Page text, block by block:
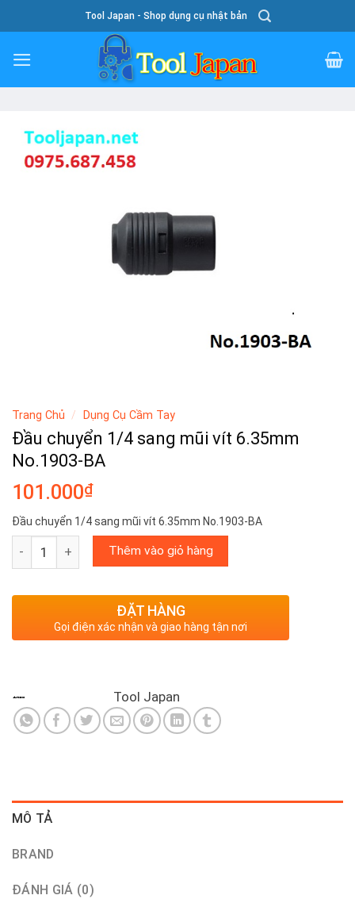
To
Content
Tool Japan - Shop dụng cụ nhật bản
Trang Chủ / Dụng Cụ Cầm Tay
Đầu chuyển 1/4 sang mũi vít 6.35mm
No.1903-BA
101.000₫
Đầu chuyển 1/4 sang mũi vít 6.35mm No.1903-BA
Đầu chuyển 1/4 sang mũi vít 6.35mm No.1903-BA số lượng
Thêm vào giỏ hàng
ĐẶT HÀNG
Gọi điện xác nhận và giao hàng tận nơi
Tool Japan
MÔ TẢ
BRAND
ĐÁNH GIÁ (0)